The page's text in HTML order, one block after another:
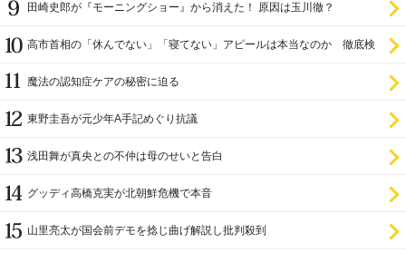
田崎史郎が『モーニングショー』から消えた！ 原因は玉川徹？
高市首相の「休んでない」「寝てない」アピールは本当なのか 徹底検
魔法の認知症ケアの秘密に迫る
東野圭吾が元少年A手記めぐり抗議
浅田舞が真央との不仲は母のせいと告白
グッディ高橋克実が北朝鮮危機で本音
山里亮太が国会前デモを捻じ曲げ解説し批判殺到